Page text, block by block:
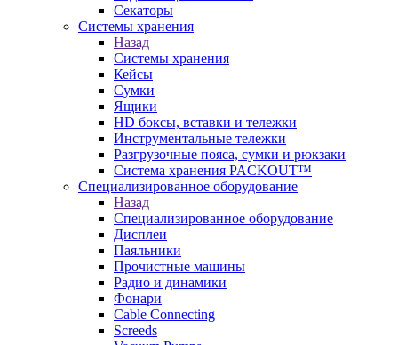
Секаторы
Системы хранения
Назад
Системы хранения
Кейсы
Сумки
Ящики
HD боксы, вставки и тележки
Инструментальные тележки
Разгрузочные пояса, сумки и рюкзаки
Система хранения PACKOUT™
Специализированное оборудование
Назад
Специализированное оборудование
Дисплеи
Паяльники
Прочистные машины
Радио и динамики
Фонари
Cable Connecting
Screeds